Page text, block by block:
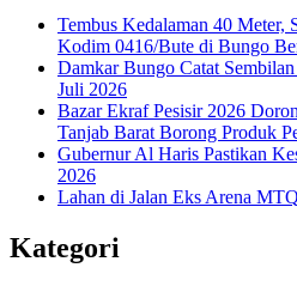
Tembus Kedalaman 40
Kodim 0416/Bute di Bungo
Damkar Bungo Catat
Juli 2026
Bazar Ekraf Pesisir 2026
Tanjab Barat Borong Produk
Gubernur Al Haris Pastikan
2026
Lahan di Jalan Eks Arena
Kategori